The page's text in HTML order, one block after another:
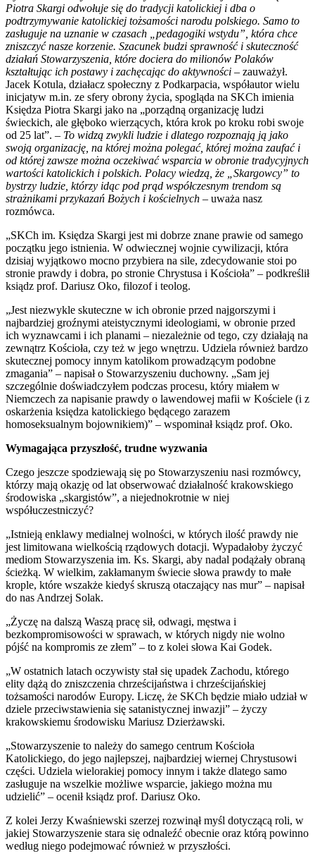
Piotra Skargi odwołuje się do tradycji katolickiej i dba o
podtrzymywanie katolickiej tożsamości narodu polskiego. Samo to
zasługuje na uznanie w czasach „pedagogiki wstydu”, która chce
zniszczyć nasze korzenie. Szacunek budzi sprawność i skuteczność
działań Stowarzyszenia, które dociera do milionów Polaków
kształtując ich postawy i zachęcając do aktywności – zauważył.
Jacek Kotula, działacz społeczny z Podkarpacia, współautor wielu
inicjatyw m.in. ze sfery obrony życia, spogląda na SKCh imienia
Księdza Piotra Skargi jako na „porządną organizację ludzi
świeckich, ale głęboko wierzących, która krok po kroku robi swoje
od 25 lat”. – To widzą zwykli ludzie i dlatego rozpoznają ją jako
swoją organizację, na której można polegać, której można zaufać i
od której zawsze można oczekiwać wsparcia w obronie tradycyjnych
wartości katolickich i polskich. Polacy wiedzą, że „Skargowcy” to
bystrzy ludzie, którzy idąc pod prąd współczesnym trendom są
strażnikami przykazań Bożych i kościelnych – uważa nasz
rozmówca.
„SKCh im. Księdza Skargi jest mi dobrze znane prawie od samego
początku jego istnienia. W odwiecznej wojnie cywilizacji, która
dzisiaj wyjątkowo mocno przybiera na sile, zdecydowanie stoi po
stronie prawdy i dobra, po stronie Chrystusa i Kościoła” – podkreślił
ksiądz prof. Dariusz Oko, filozof i teolog.
„Jest niezwykle skuteczne w ich obronie przed najgorszymi i
najbardziej groźnymi ateistycznymi ideologiami, w obronie przed
ich wyznawcami i ich planami – niezależnie od tego, czy działają na
zewnątrz Kościoła, czy też w jego wnętrzu. Udziela również bardzo
skutecznej pomocy innym katolikom prowadzącym podobne
zmagania” – napisał o Stowarzyszeniu duchowny. „Sam jej
szczególnie doświadczyłem podczas procesu, który miałem w
Niemczech za napisanie prawdy o lawendowej mafii w Kościele (i z
oskarżenia księdza katolickiego będącego zarazem
homoseksualnym bojownikiem)” – wspominał ksiądz prof. Oko.
Wymagająca przyszłość, trudne wyzwania
Czego jeszcze spodziewają się po Stowarzyszeniu nasi rozmówcy,
którzy mają okazję od lat obserwować działalność krakowskiego
środowiska „skargistów”, a niejednokrotnie w niej
współuczestniczyć?
„Istnieją enklawy medialnej wolności, w których ilość prawdy nie
jest limitowana wielkością rządowych dotacji. Wypadałoby życzyć
mediom Stowarzyszenia im. Ks. Skargi, aby nadal podążały obraną
ścieżką. W wielkim, zakłamanym świecie słowa prawdy to małe
krople, które wszakże kiedyś skruszą otaczający nas mur” – napisał
do nas Andrzej Solak.
„Życzę na dalszą Waszą pracę sił, odwagi, męstwa i
bezkompromisowości w sprawach, w których nigdy nie wolno
pójść na kompromis ze złem” – to z kolei słowa Kai Godek.
„W ostatnich latach oczywisty stał się upadek Zachodu, którego
elity dążą do zniszczenia chrześcijaństwa i chrześcijańskiej
tożsamości narodów Europy. Liczę, że SKCh będzie miało udział w
dziele przeciwstawienia się satanistycznej inwazji” – życzy
krakowskiemu środowisku Mariusz Dzierżawski.
„Stowarzyszenie to należy do samego centrum Kościoła
Katolickiego, do jego najlepszej, najbardziej wiernej Chrystusowi
części. Udziela wielorakiej pomocy innym i także dlatego samo
zasługuje na wszelkie możliwe wsparcie, jakiego można mu
udzielić” – ocenił ksiądz prof. Dariusz Oko.
Z kolei Jerzy Kwaśniewski szerzej rozwinął myśl dotyczącą roli, w
jakiej Stowarzyszenie stara się odnaleźć obecnie oraz którą powinno
według niego podejmować również w przyszłości.